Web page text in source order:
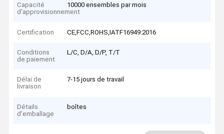
Capacité
d'approvisionnement
10000 ensembles par mois
Certification CE,FCC,ROHS,IATF16949:2016
Conditions
de paiement
L/C, D/A, D/P, T/T
Délai de
livraison
7-15 jours de travail
Détails
d'emballage
boîtes